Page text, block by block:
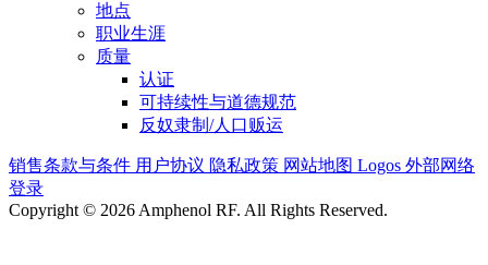
地点
职业生涯
质量
认证
可持续性与道德规范
反奴隶制/人口贩运
销售条款与条件 用户协议 隐私政策 网站地图 Logos 外部网络
登录
Copyright © 2026 Amphenol RF. All Rights Reserved.